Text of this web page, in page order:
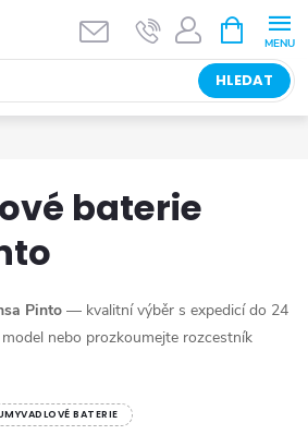
HLEDAT
NÁKUPNÍ
KOŠÍK
baterie
Pinto — kvalitní výběr s expedicí do 24
nebo prozkoumejte rozcestník
BATERIE